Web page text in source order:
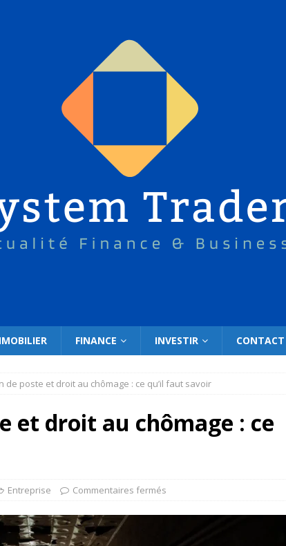
FINANCE INVESTIR CONTACT
de poste et droit au chômage : ce qu’il faut savoir
et droit au chômage : ce
Entreprise Commentaires fermés